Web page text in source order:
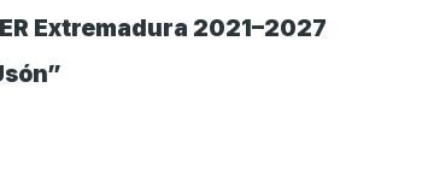
Extremadura 2021–2027